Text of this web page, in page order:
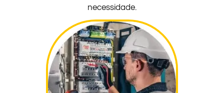
necessidade.